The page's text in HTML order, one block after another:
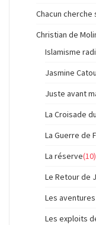
Chacun cherche
Christian de
Islamisme
Jasmine
Juste avant
La Croisade
La Guerre de
La réserve(10)
Le Retour de
Les
Les exploits